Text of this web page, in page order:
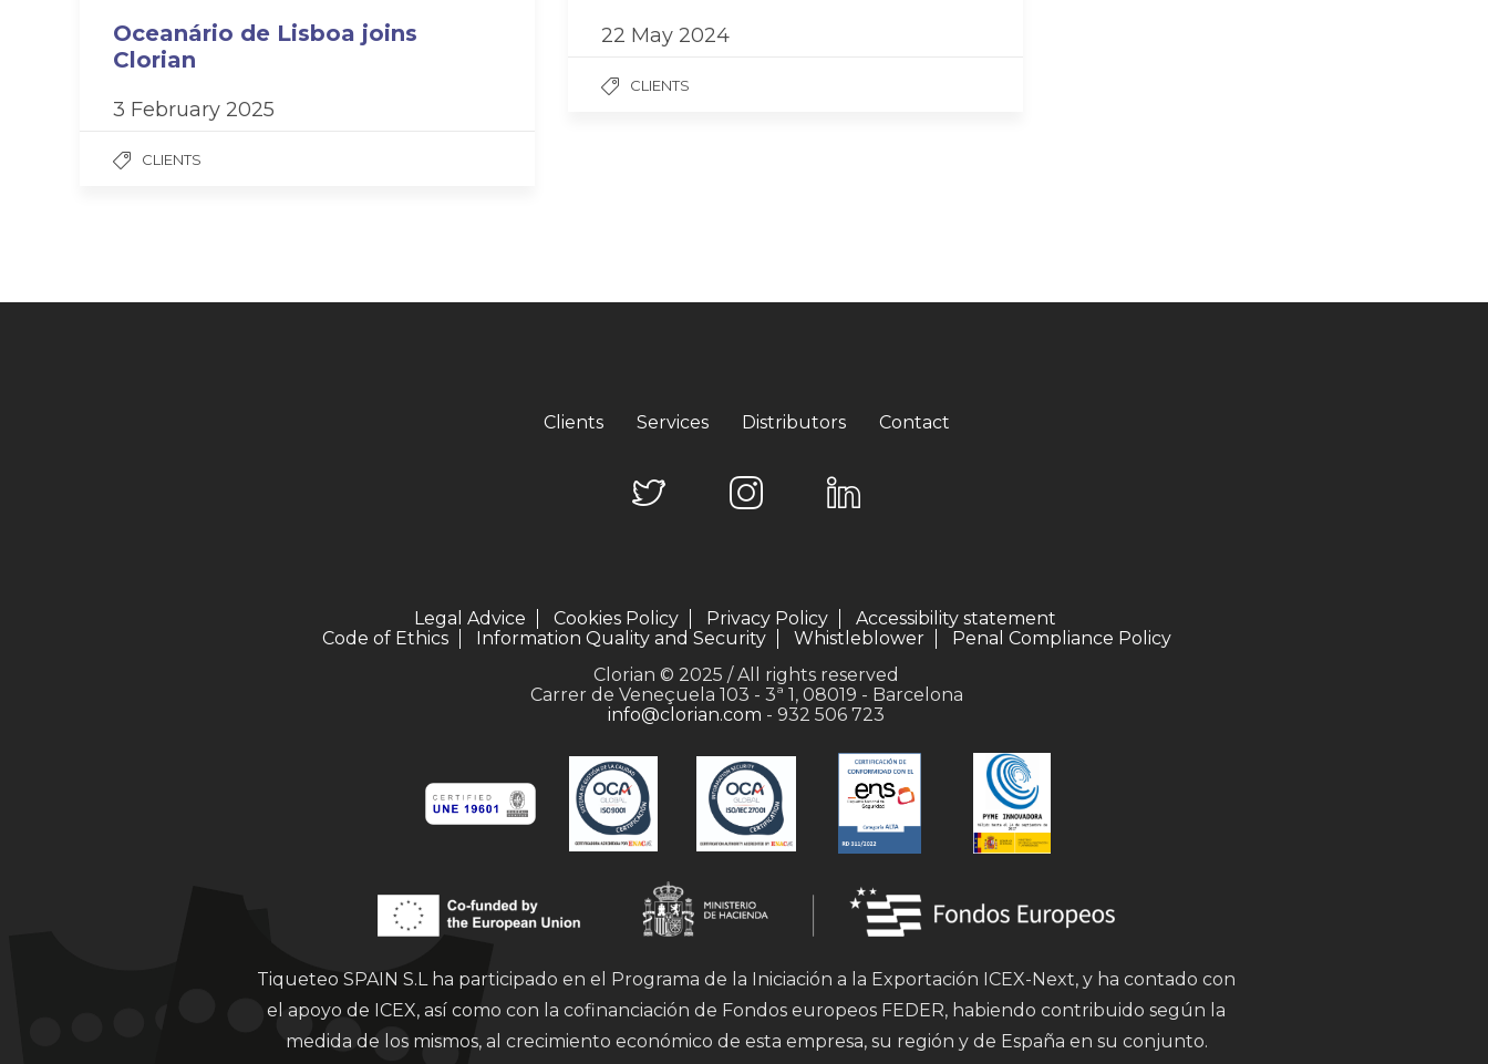
Oceanário de Lisboa joins
Clorian
3 February 2025
CLIENTS
22 May 2024
CLIENTS
Clients Services Distributors Contact
Legal Advice Cookies Policy Privacy Policy
Accessibility statement
Code of Ethics
Information Quality and Security Whistleblower
Penal Compliance Policy
Clorian © 2025 / All rights reserved
Carrer de Veneçuela 103 - 3ª 1, 08019 - Barcelona
info@clorian.com - 932 506 723
Tiqueteo SPAIN S.L ha participado en el Programa de la Iniciación a la Exportación ICEX-Next, y ha contado con
el apoyo de ICEX, así como con la cofinanciación de Fondos europeos FEDER, habiendo contribuido según la
medida de los mismos, al crecimiento económico de esta empresa, su región y de España en su conjunto.